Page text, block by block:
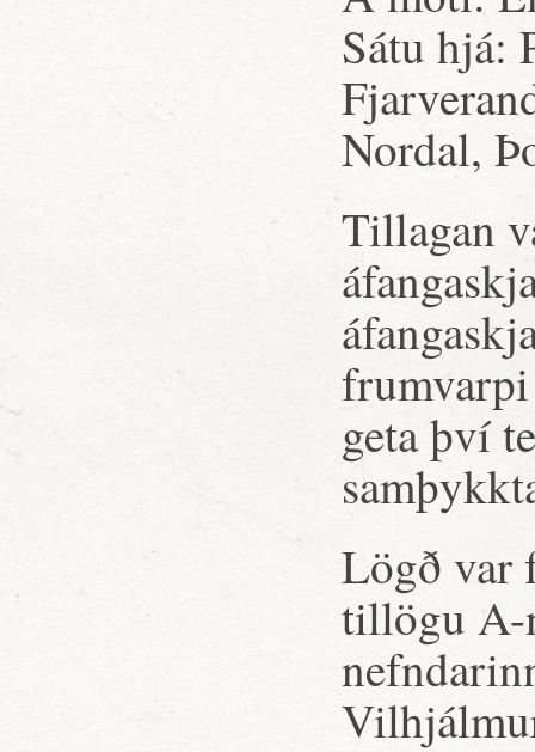
Sátu hjá:
Nordal,
Tillagan
geta því
Lögð var
tillögu A-